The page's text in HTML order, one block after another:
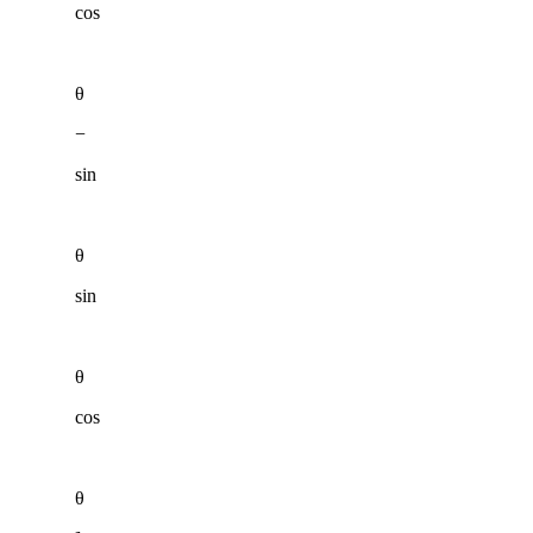
cos
θ
−
sin
θ
sin
θ
cos
θ